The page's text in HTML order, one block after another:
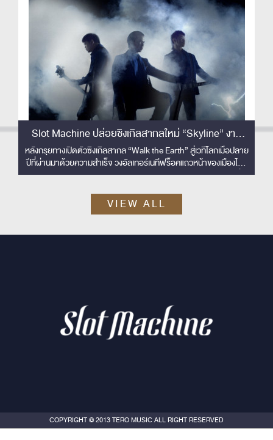
Slot Machine ปล่อยซิงเกิลสากลใหม่ “Skyline” งาน
ดนตรีปลดจินตนาการเหนือขอบฟ้า พร้อมส่งมิวสิควิดีโอ
คอนเซปต์ล้ำ ไร้ขีดจำกัด !!
หลังกรุยทางเปิดตัวซิงเกิลสากล “Walk the Earth” สู่เวทีโลกเมื่อปลาย
ปีที่ผ่านมาด้วยความสำเร็จ วงอัลเทอร์เนทีฟร็อคแถวหน้าของเมืองไทย
Slot Machine ค่าย Tero Music ได้เวลาปล่อยซิงเกิลสากลลำดับที่ 2
VIEW ALL
COPYRIGHT © 2013 TERO MUSIC ALL RIGHT RESERVED